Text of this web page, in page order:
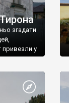
згадати
привезли у